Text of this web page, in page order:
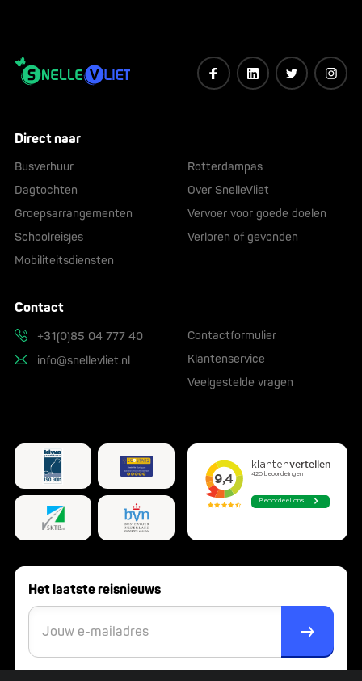
Direct naar
Busverhuur
Dagtochten
Groepsarrangementen
Schoolreisjes
Mobiliteitsdiensten
Rotterdampas
Over SnelleVliet
Vervoer voor goede doelen
Verloren of gevonden
Contact
+31(0)85 04 777 40
info@snellevliet.nl
Contactformulier
Klantenservice
Veelgestelde vragen
Het laatste reisnieuws